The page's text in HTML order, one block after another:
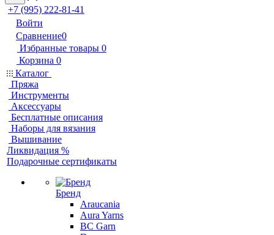
+7 (995) 222-81-41
Войти
Сравнение0
Избранные товары 0
Корзина 0
Каталог
Пряжа
Инструменты
Аксессуары
Бесплатные описания
Наборы для вязания
Вышивание
Ликвидация %
Подарочные сертификаты
Бренд
Araucania
Aura Yarns
BC Garn